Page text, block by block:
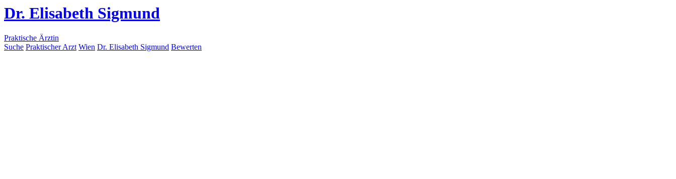
Dr. Elisabeth Sigmund
Praktische Ärztin
Suche Praktischer Arzt Wien Dr. Elisabeth Sigmund Bewerten